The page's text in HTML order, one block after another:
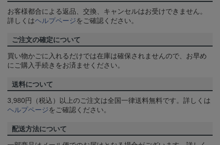
お客様都合による返品、交換、キャンセルはお受けできません。
詳しくはヘルプページをご確認ください。
ご注文の確定について
買い物かごに入れるだけでは在庫は確保されませんので、お早め
にご購入手続きをお済ませください。
送料について
3,980円（税込）以上のご注文は全国一律送料無料です。詳しくは
ヘルプページをご確認ください。
配送方法について